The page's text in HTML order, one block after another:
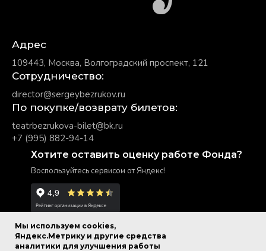
Мы используем cookies,
Яндекс.Метрику и другие средства
аналитики для улучшения работы
Адрес
109443, Москва, Волгоградский проспект, 121
Сотрудничество:
director@sergeybezrukov.ru
По покупке/возврату билетов:
teatrbezrukova-bilet@bk.ru
+7 (995) 882-94-14
Хотите оставить оценку работе Фонда?
Воспользуйтесь сервисом от Яндекс!